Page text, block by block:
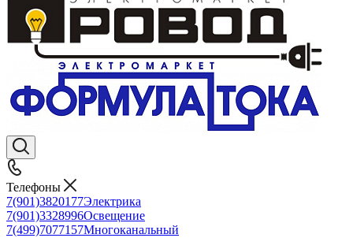
Телефоны
7(901)3820177Электрика
7(901)3328996Освещение
7(499)7077157Многоканальный